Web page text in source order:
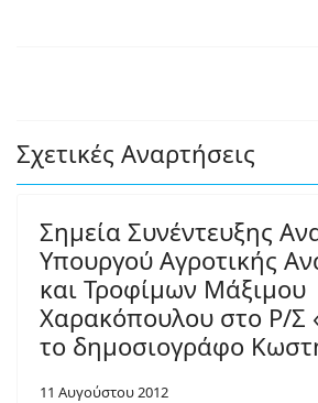
Σχετικές Αναρτήσεις
Σημεία Συνέντευξης
Υπουργού Αγροτικής
και Τροφίμων Μάξιμου
Χαρακόπουλου στο Ρ/Σ
το δημοσιογράφο
11 Αυγούστου 2012